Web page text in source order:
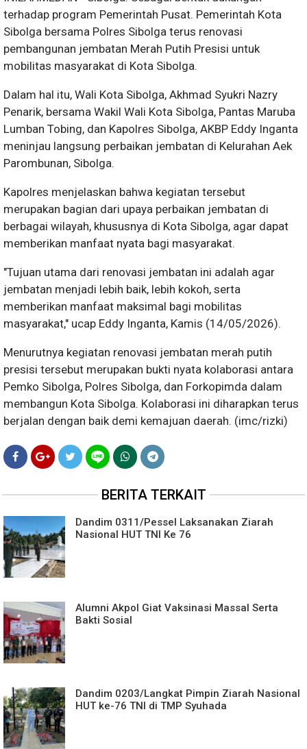
terhadap program Pemerintah Pusat. Pemerintah Kota
Sibolga bersama Polres Sibolga terus renovasi
pembangunan jembatan Merah Putih Presisi untuk
mobilitas masyarakat di Kota Sibolga.
Dalam hal itu, Wali Kota Sibolga, Akhmad Syukri Nazry
Penarik, bersama Wakil Wali Kota Sibolga, Pantas Maruba
Lumban Tobing, dan Kapolres Sibolga, AKBP Eddy Inganta
meninjau langsung perbaikan jembatan di Kelurahan Aek
Parombunan, Sibolga.
Kapolres menjelaskan bahwa kegiatan tersebut
merupakan bagian dari upaya perbaikan jembatan di
berbagai wilayah, khususnya di Kota Sibolga, agar dapat
memberikan manfaat nyata bagi masyarakat.
"Tujuan utama dari renovasi jembatan ini adalah agar
jembatan menjadi lebih baik, lebih kokoh, serta
memberikan manfaat maksimal bagi mobilitas
masyarakat," ucap Eddy Inganta, Kamis (14/05/2026).
Menurutnya kegiatan renovasi jembatan merah putih
presisi tersebut merupakan bukti nyata kolaborasi antara
Pemko Sibolga, Polres Sibolga, dan Forkopimda dalam
membangun Kota Sibolga. Kolaborasi ini diharapkan terus
berjalan dengan baik demi kemajuan daerah. (imc/rizki)
BERITA TERKAIT
Dandim 0311/Pessel Laksanakan Ziarah
Nasional HUT TNI Ke 76
Alumni Akpol Giat Vaksinasi Massal Serta
Bakti Sosial
Dandim 0203/Langkat Pimpin Ziarah Nasional
HUT ke-76 TNI di TMP Syuhada